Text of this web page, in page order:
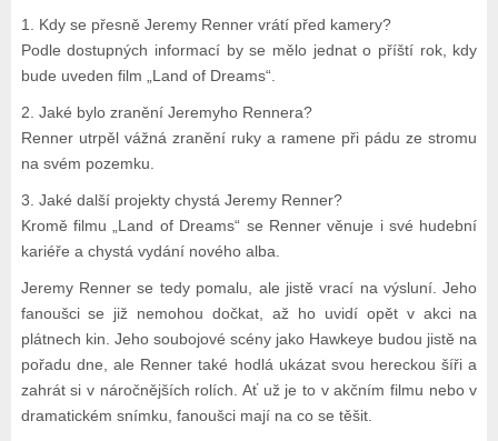
1. Kdy se přesně Jeremy Renner vrátí před kamery?
Podle dostupných informací by se mělo jednat o příští rok, kdy
bude uveden film „Land of Dreams“.
2. Jaké bylo zranění Jeremyho Rennera?
Renner utrpěl vážná zranění ruky a ramene při pádu ze stromu
na svém pozemku.
3. Jaké další projekty chystá Jeremy Renner?
Kromě filmu „Land of Dreams“ se Renner věnuje i své hudební
kariéře a chystá vydání nového alba.
Jeremy Renner se tedy pomalu, ale jistě vrací na výsluní. Jeho
fanoušci se již nemohou dočkat, až ho uvidí opět v akci na
plátnech kin. Jeho soubojové scény jako Hawkeye budou jistě na
pořadu dne, ale Renner také hodlá ukázat svou hereckou šíři a
zahrát si v náročnějších rolích. Ať už je to v akčním filmu nebo v
dramatickém snímku, fanoušci mají na co se těšit.